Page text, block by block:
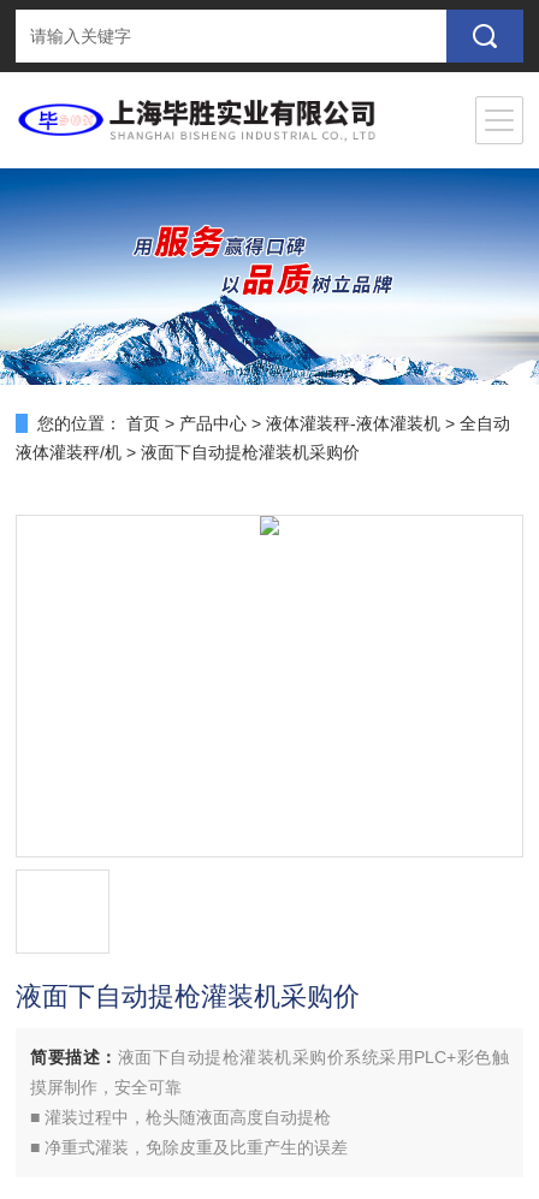
您的位置： 首页 > 产品中心 >液体灌装秤-液体灌装机 >全自动
液体灌装秤/机 > 液面下自动提枪灌装机采购价
液面下自动提枪灌装机采购价
简要描述： 液面下自动提枪灌装机采购价系统采用PLC+彩色触
摸屏制作，安全可靠
■ 灌装过程中，枪头随液面高度自动提枪
■ 净重式灌装，免除皮重及比重产生的误差